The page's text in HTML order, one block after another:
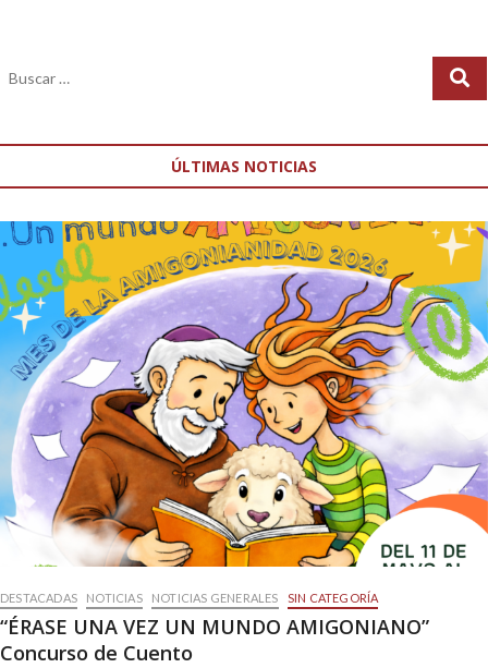
ÚLTIMAS NOTICIAS
DESTACADAS NOTICIAS NOTICIAS GENERALES SIN CATEGORÍA
“ÉRASE UNA VEZ UN MUNDO AMIGONIANO”
Concurso de Cuento